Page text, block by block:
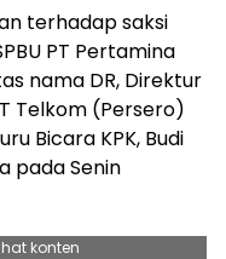
terhadap saksi
PT Pertamina
nama DR, Direktur
Telkom (Persero)
Bicara KPK, Budi
pada Senin
konten